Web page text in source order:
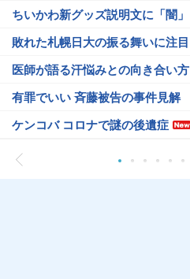
ちいかわ新グッズ説明文に「闇」
敗れた札幌日大の振る舞いに注目
医師が語る汗悩みとの向き合い方
有罪でいい 斉藤被告の事件見解
ケンコバ コロナで謎の後遺症